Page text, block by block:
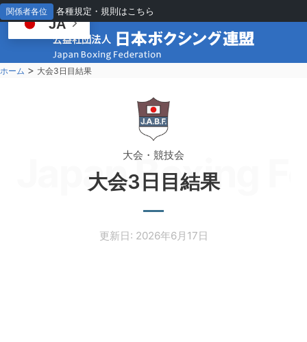
関係者各位 各種規定・規則はこちら
ホーム > 大会3日目結果
Japan Boxing
大会・競技会
大会3日目結果
更新日: 2026年6月17日
JA